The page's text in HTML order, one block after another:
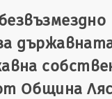
Община